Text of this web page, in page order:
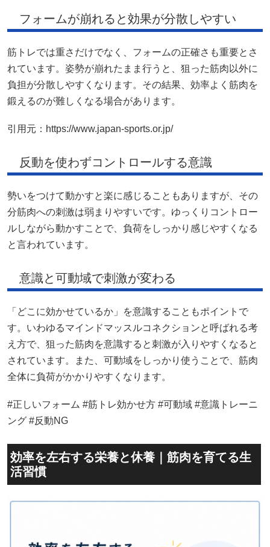
フォームが崩れると効果が分散しやすい
筋トレでは重さだけでなく、フォームの正確さも重要とさ
れています。姿勢が崩れたまま行うと、狙った筋肉以外に
負担が分散しやすくなります。その結果、効率よく筋肉を
鍛えるのが難しくなる場合があります。
引用元：https://www.japan-sports.or.jp/
反動を使わずコントロールする意識
勢いをつけて動かすと楽に感じることもありますが、その
分筋肉への刺激は弱まりやすいです。ゆっくりコントロー
ルしながら動かすことで、負荷をしっかり感じやすくなる
と言われています。
意識と可動域で刺激が変わる
「どこに効かせているか」を意識することもポイントで
す。いわゆるマインドマッスルコネクションと呼ばれる考
え方で、狙った筋肉を意識すると刺激が入りやすくなると
されています。また、可動域をしっかり使うことで、筋肉
全体に負荷がかかりやすくなります。
#正しいフォーム #筋トレ効かせ方 #可動域 #意識トレーニ
ング #反動NG
効率を左右する栄養と休養｜筋肉を育てる生
活習慣